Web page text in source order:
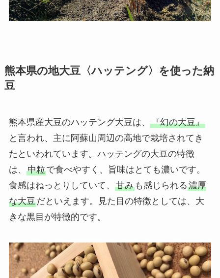
熊本県の地大豆〈ハッテング〉を使った納
豆
熊本県産大豆のハッテング大豆は、 『幻の大豆』
と言われ、主に阿蘇山周辺の高地で栽培されてき
たといわれています。ハッテングの大豆の特徴
は、 中粒で食べやすく、旨味はとても濃いです。
食感はねっとりしていて、 甘みも感じられる濃厚
な大豆だといえます。見た目の特徴としては、大
きな黒目が特徴的です。